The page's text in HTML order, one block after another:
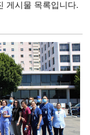
게시물 목록입니다.